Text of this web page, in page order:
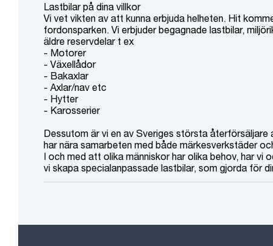
Lastbilar på dina villkor
Vi vet vikten av att kunna erbjuda helheten. Hit
fordonsparken. Vi erbjuder begagnade lastbilar,
äldre reservdelar t ex
- Motorer
- Växellådor
- Bakaxlar
- Axlar/nav etc
- Hytter
- Karosserier
Dessutom är vi en av Sveriges största
har nära samarbeten med både märkesverkstäder
I och med att olika människor har olika behov, har vi
vi skapa specialanpassade lastbilar, som gjorda för